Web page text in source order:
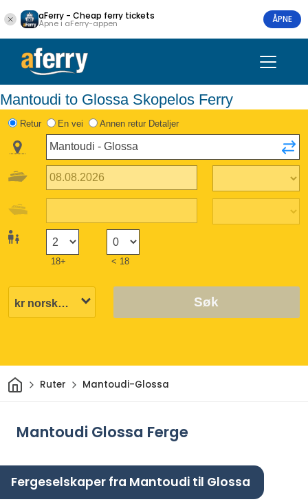
aFerry - Cheap ferry tickets
Åpne i aFerry-appen ÅPNE
Mantoudi to Glossa Skopelos Ferry
Retur En vei Annen retur Detaljer
18+ < 18
Søk
HjemRuter Mantoudi-Glossa
Mantoudi Glossa Ferge
Fergeselskaper fra Mantoudi til Glossa